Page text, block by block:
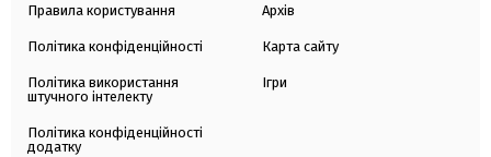
Правила користування
Політика конфіденційності
Політика використання
штучного інтелекту
Політика конфіденційності
додатку
Архів
Карта сайту
Ігри